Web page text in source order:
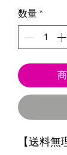
格
数量 *
【送料無